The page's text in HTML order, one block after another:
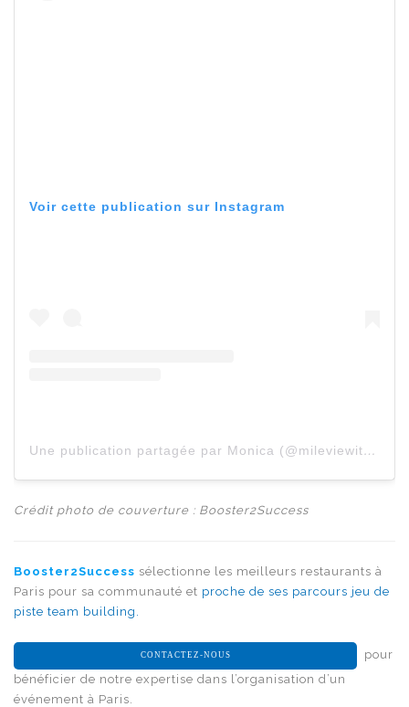
Voir cette publication sur Instagram
Une publication partagée par Monica (@mileviewithnini)
Crédit photo de couverture : Booster2Success
Booster2Success sélectionne les meilleurs restaurants à
Paris pour sa communauté et proche de ses parcours jeu de
piste team building.
CONTACTEZ-NOUS pour
bénéficier de notre expertise dans l’organisation d’un
événement à Paris.